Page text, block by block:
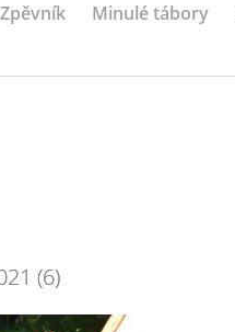
Zpěvník Minulé tábory
(6)